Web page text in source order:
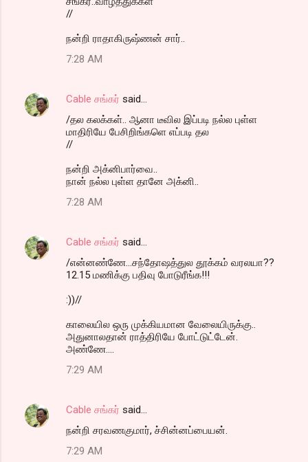
//
நன்றி ராதாகிருஷ்ணன் சார்..
7:28 AM
Cable சங்கர் said…
/தல கலக்கள்.. ஆனா டீவில இப்படி நல்ல புள்ள
மாதிரியே பேசிறிங்களெ எப்படி தல
//
நன்றி அக்னிபார்வை..
நான் நல்ல புள்ள தானே அக்னி..
7:28 AM
Cable சங்கர் said…
/என்னண்ணே...சந்தோஷத்துல தூக்கம் வரலயா??
12.15 மணிக்கு பதிவு போடுரீங்க!!!
:))//
காலையில ஒரு முக்கியமான வேலையிருக்கு..
அதுனாலதான் ராத்திரியே போட்டுட்டேன்.
அண்ணே....
7:29 AM
Cable சங்கர் said…
நன்றி சரவணகுமார், ச்சின்னப்பையன்.
7:29 AM